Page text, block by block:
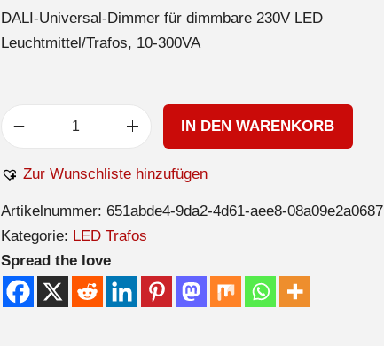
DALI-Universal-Dimmer für dimmbare 230V LED
Leuchtmittel/Trafos, 10-300VA
IN DEN WARENKORB
Zur Wunschliste hinzufügen
Artikelnummer: 651abde4-9da2-4d61-aee8-08a09e2a0687
Kategorie: LED Trafos
Spread the love